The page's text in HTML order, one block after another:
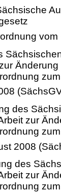
des
zur
2008
des
zur